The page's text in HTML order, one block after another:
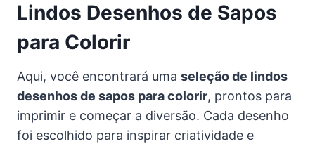
Lindos Desenhos de Sapos
para Colorir
Aqui, você encontrará uma seleção de lindos
desenhos de sapos para colorir, prontos para
imprimir e começar a diversão. Cada desenho
foi escolhido para inspirar criatividade e